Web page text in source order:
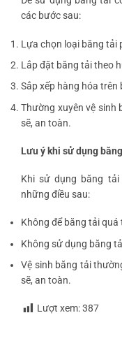
các bước sau:
Lựa chọn loại băng tải
Lắp đặt băng tải theo
Sắp xếp hàng hóa trên
Thường xuyên vệ sinh
sẽ, an toàn.
Lưu ý khi sử dụng
Khi sử dụng băng
những điều sau:
Không để băng tải quá
Không sử dụng băng
Vệ sinh băng tải
sẽ, an toàn.
Lượt xem:387